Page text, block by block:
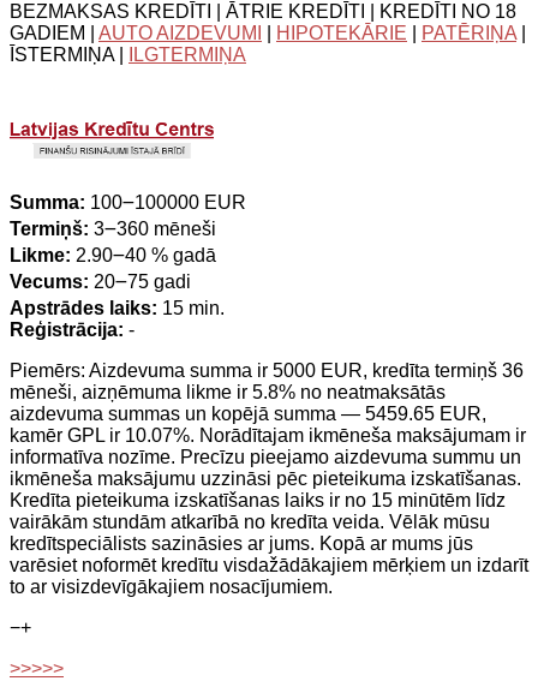
BEZMAKSAS KREDĪTI | ĀTRIE KREDĪTI | KREDĪTI NO 18
GADIEM | AUTO AIZDEVUMI HIPOTEKĀRIE PATĒRIŅA
ĪSTERMIŅA |
ILGTERMIŅA
Summa: 100౼100000 EUR
Termiņš: 3౼360 mēneši
Likme: 2.90౼40 % gadā
Vecums: 20౼75 gadi
Apstrādes laiks: 15 min.
Reģistrācija: -
Piemērs: Aizdevuma summa ir 5000 EUR, kredīta termiņš 36
mēneši, aizņēmuma likme ir 5.8% no neatmaksātās
aizdevuma summas un kopējā summa — 5459.65 EUR,
kamēr GPL ir 10.07%. Norādītajam ikmēneša maksājumam ir
informatīva nozīme. Precīzu pieejamo aizdevuma summu un
ikmēneša maksājumu uzzināsi pēc pieteikuma izskatīšanas.
Kredīta pieteikuma izskatīšanas laiks ir no 15 minūtēm līdz
vairākām stundām atkarībā no kredīta veida. Vēlāk mūsu
kredītspeciālists sazināsies ar jums. Kopā ar mums jūs
varēsiet noformēt kredītu visdažādākajiem mērķiem un izdarīt
to ar visizdevīgākajiem nosacījumiem.
−+
>>>>>